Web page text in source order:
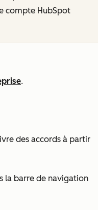
compte HubSpot
.
des accords à partir
la barre de navigation